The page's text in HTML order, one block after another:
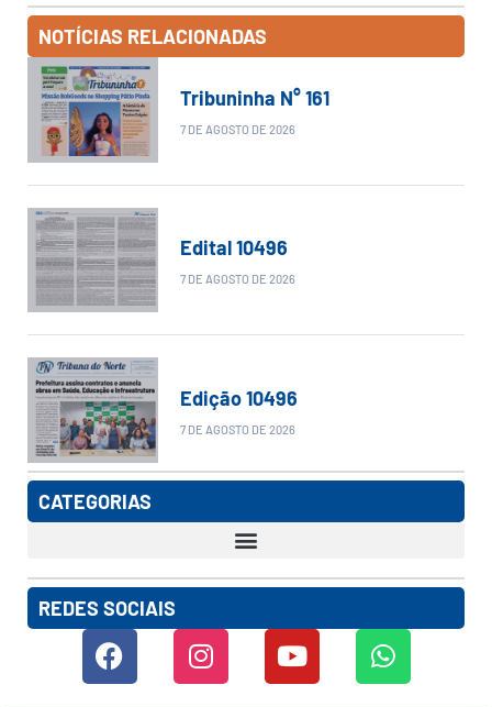
NOTÍCIAS RELACIONADAS
Tribuninha N° 161
7 DE AGOSTO DE 2026
Edital 10496
7 DE AGOSTO DE 2026
Edição 10496
7 DE AGOSTO DE 2026
CATEGORIAS
REDES SOCIAIS